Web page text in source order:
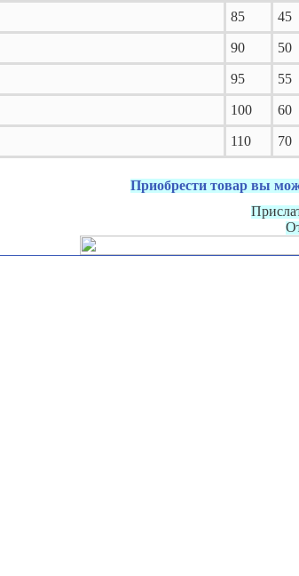
85 45
90 50
95 55
100 60
110 70
Приобрести товар вы